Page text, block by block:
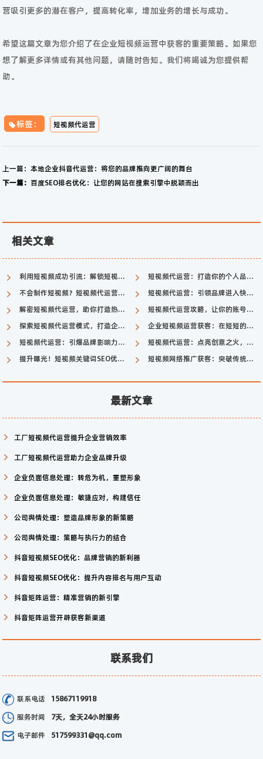
营吸引更多的潜在客户，提高转化率，增加业务的增长与成功。
希望这篇文章为您介绍了在企业短视频运营中获客的重要策略。如果您
想了解更多详情或有其他问题，请随时告知。我们将竭诚为您提供帮
助。
标签： 短视频代运营
上一篇：本地企业抖音代运营：将您的品牌推向更广阔的舞台
下一篇：百度SEO排名优化：让您的网站在搜索引擎中脱颖而出
相关文章
利用短视频成功引流：解锁短视频平台的引流秘籍
短视频代运营：打造你的个人品牌和社交影响力
不会制作短视频？短视频代运营一键搞定！
短视频代运营：引领品牌进入快速传播时代
解密短视频代运营，助你打造热门内容！
短视频代运营攻略，让你的账号火起来！
探索短视频代运营模式，打造企业号新生态
企业短视频运营获客：在短短的视频中吸引潜在客户
短视频代运营：引爆品牌影响力的利器
短视频代运营：点亮创意之火，引爆品牌曝光
提升曝光！短视频关键词SEO优化助您走上热门
短视频网络推广获客：突破传统，开启新媒体营销时代
最新文章
工厂短视频代运营提升企业营销效率
工厂短视频代运营助力企业品牌升级
企业负面信息处理：转危为机，重塑形象
企业负面信息处理：敏捷应对，构建信任
公司舆情处理：塑造品牌形象的新策略
公司舆情处理：策略与执行力的结合
抖音短视频SEO优化：品牌营销的新利器
抖音短视频SEO优化：提升内容排名与用户互动
抖音矩阵运营：精准营销的新引擎
抖音矩阵运营开辟获客新渠道
联系我们
联系电话
15867119918
服务时间
7天，全天24小时服务
电子邮件
517599331@qq.com